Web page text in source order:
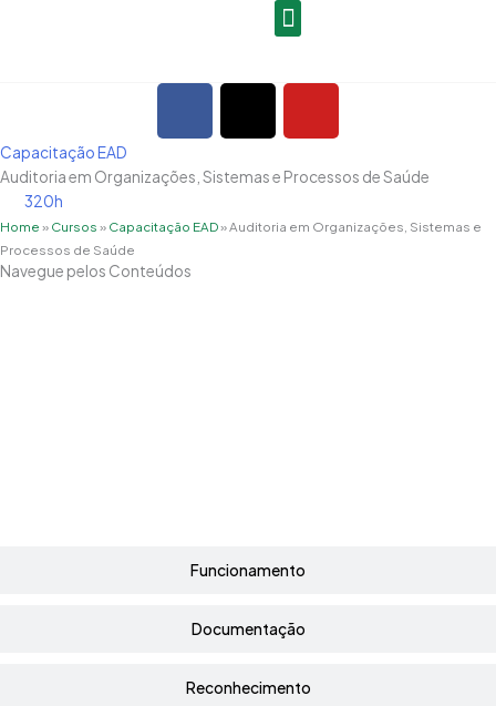
F
c
e
o
o
k
X
t
w
t
Y
u
t
b
Capacitação EAD
Auditoria em Organizações, Sistemas e Processos de Saúde
320h
Home » Cursos » Capacitação EAD»Auditoria em Organizações, Sistemas e
Processos de Saúde
Navegue pelos Conteúdos
Funcionamento
Documentação
Reconhecimento